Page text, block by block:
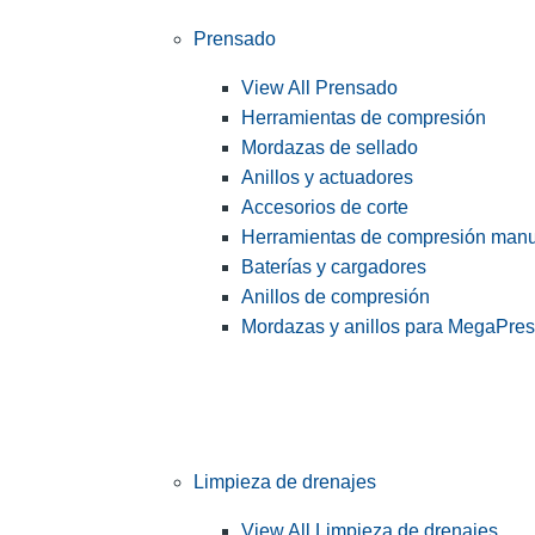
Prensado
View All Prensado
Herramientas de compresión
Mordazas de sellado
Anillos y actuadores
Accesorios de corte
Herramientas de compresión
Baterías y cargadores
Anillos de compresión
Mordazas y anillos para
Limpieza de drenajes
View All Limpieza de drenajes